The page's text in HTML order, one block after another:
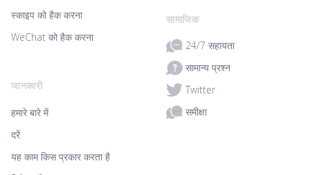
स्काइप को हैक करना
WeChat को हैक करना
जानकारी
हमारे बारे में
दरें
यह काम किस प्रकार करता है
सामाजिक
24/7 सहायता
सामान्य प्रश्न
Twitter
समीक्षा